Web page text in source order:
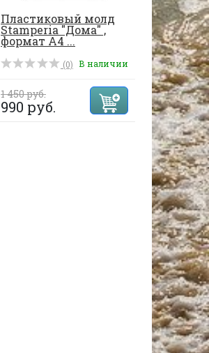
Пластиковый молд
Stamperia "Дома" ,
формат А4 ...
(0) В наличии
1 450 руб.
990 руб.
Чипборд
95 руб.
87 руб.